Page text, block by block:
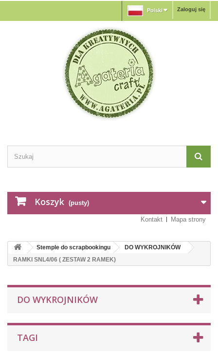
Zaloguj się
Polski
Koszyk (pusty)
Kontakt Mapa strony
Stemple do scrapbookingu
DO WYKROJNIKÓW
RAMKI SNL4/06 ( ZESTAW 2 RAMEK)
DO WYKROJNIKÓW
TAGI